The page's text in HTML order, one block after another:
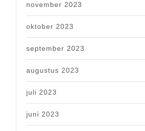
november 2023
oktober 2023
september 2023
augustus 2023
juli 2023
juni 2023